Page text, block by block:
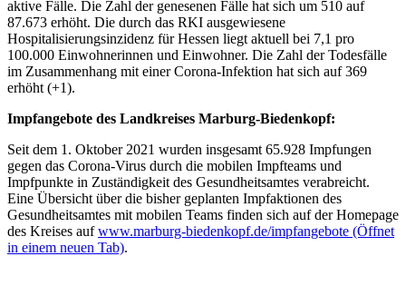
aktive Fälle. Die Zahl der genesenen Fälle hat sich um 510 auf
87.673 erhöht. Die durch das RKI ausgewiesene
Hospitalisierungsinzidenz für Hessen liegt aktuell bei 7,1 pro
100.000 Einwohnerinnen und Einwohner. Die Zahl der Todesfälle
im Zusammenhang mit einer Corona-Infektion hat sich auf 369
erhöht (+1).
Impfangebote des Landkreises Marburg-Biedenkopf:
Seit dem 1. Oktober 2021 wurden insgesamt 65.928 Impfungen
gegen das Corona-Virus durch die mobilen Impfteams und
Impfpunkte in Zuständigkeit des Gesundheitsamtes verabreicht.
Eine Übersicht über die bisher geplanten Impfaktionen des
Gesundheitsamtes mit mobilen Teams finden sich auf der Homepage
des Kreises aufwww.marburg-biedenkopf.de/impfangebote (Öffnet
in einem neuen Tab).